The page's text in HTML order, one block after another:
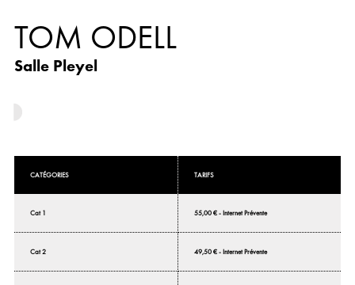
TOM ODELL
Salle Pleyel
CATÉGORIES TARIFS
Cat 1 55,00 € - Internet Prévente
Cat 2 49,50 € - Internet Prévente